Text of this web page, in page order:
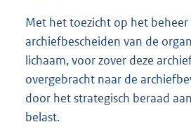
Met het toezicht op het beheer
archiefbescheiden van de
lichaam, voor zover deze
overgebracht naar de
door het strategisch beraad
belast.